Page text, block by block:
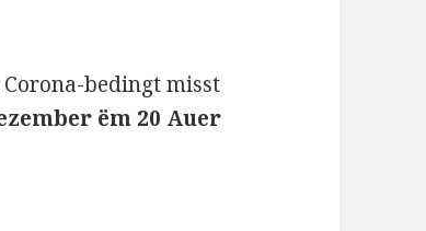
bedingt misst
ëm 20 Auer